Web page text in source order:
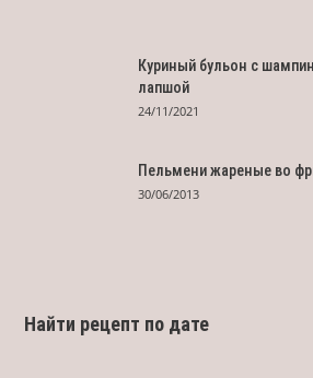
Куриный бульон с
лапшой
24/11/2021
Пельмени жареные во
30/06/2013
Найти рецепт по дате